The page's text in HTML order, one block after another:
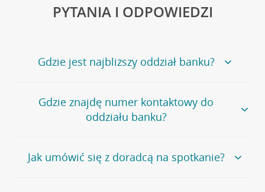
PYTANIA I ODPOWIEDZI
Gdzie jest najbliższy oddział banku?
Jeśli szukasz oddziału naszego banku, zapraszamy na
stronęPlacówki i bankomaty, na której znajduje się
wygodna wyszukiwarka.
oddziałów
Gdzie znajdę numer kontaktowy do
oddziału banku?
Bank Credit Agricole nie udostępnia ogólnego numeru
telefonu do placówki bankowej.
Jak umówić się z doradcą na spotkanie?